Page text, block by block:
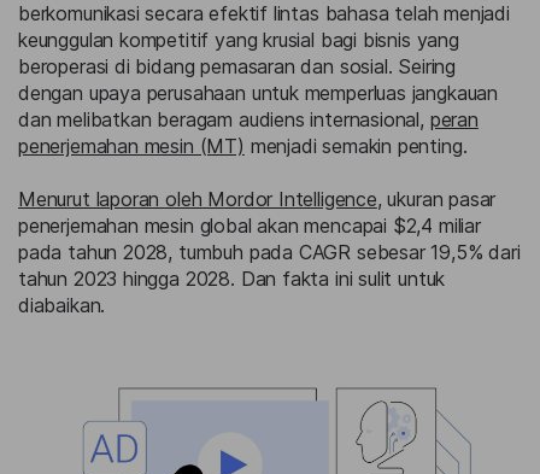
berkomunikasi secara efektif lintas bahasa telah menjadi
keunggulan kompetitif yang krusial bagi bisnis yang
beroperasi di bidang pemasaran dan sosial. Seiring
dengan upaya perusahaan untuk memperluas jangkauan
dan melibatkan beragam audiens internasional, peran
penerjemahan mesin (MT) menjadi semakin penting.
Menurut laporan oleh Mordor Intelligence, ukuran pasar
penerjemahan mesin global akan mencapai $2,4 miliar
pada tahun 2028, tumbuh pada CAGR sebesar 19,5% dari
tahun 2023 hingga 2028. Dan fakta ini sulit untuk
diabaikan.